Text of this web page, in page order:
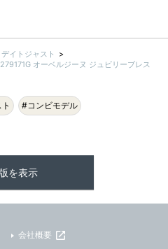
デイトジャスト
オーベルジーヌ ジュビリーブレス
#コンビモデル
を表示
会社概要